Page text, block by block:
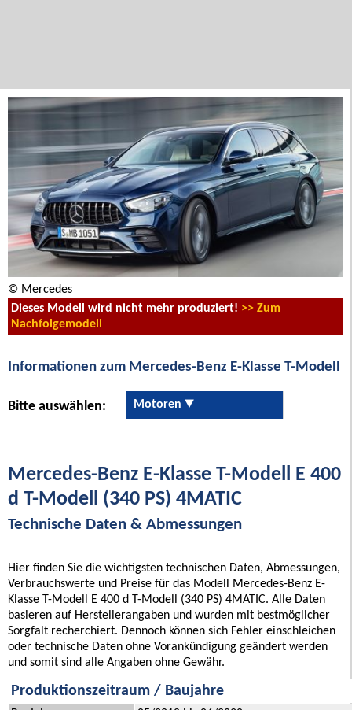
© Mercedes
Dieses Modell wird nicht mehr produziert! >> Zum
Nachfolgemodell
Informationen zum Mercedes-Benz E-Klasse T-Modell
Bitte auswählen: Motoren
Mercedes-Benz E-Klasse T-Modell E 400
d T-Modell (340 PS) 4MATIC
Technische Daten & Abmessungen
Hier finden Sie die wichtigsten technischen Daten, Abmessungen,
Verbrauchswerte und Preise für das Modell Mercedes-Benz E-
Klasse T-Modell E 400 d T-Modell (340 PS) 4MATIC. Alle Daten
basieren auf Herstellerangaben und wurden mit bestmöglicher
Sorgfalt recherchiert. Dennoch können sich Fehler einschleichen
oder technische Daten ohne Vorankündigung geändert werden
und somit sind alle Angaben ohne Gewähr.
Produktionszeitraum / Baujahre